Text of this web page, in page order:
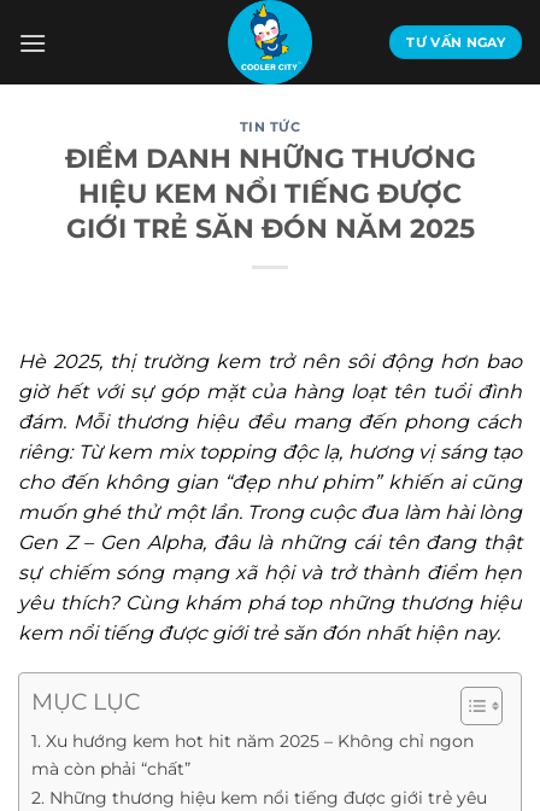
qua
TƯ VẤN NGAY
TIN TỨC
ĐIỂM DANH NHỮNG THƯƠNG
HIỆU KEM NỔI TIẾNG ĐƯỢC
GIỚI TRẺ SĂN ĐÓN NĂM 2025
Hè 2025, thị trường kem trở nên sôi động hơn bao
giờ hết với sự góp mặt của hàng loạt tên tuổi đình
đám. Mỗi thương hiệu đều mang đến phong cách
riêng: Từ kem mix topping độc lạ, hương vị sáng tạo
cho đến không gian “đẹp như phim” khiến ai cũng
muốn ghé thử một lần. Trong cuộc đua làm hài lòng
Gen Z – Gen Alpha, đâu là những cái tên đang thật
sự chiếm sóng mạng xã hội và trở thành điểm hẹn
yêu thích? Cùng khám phá top những thương hiệu
kem nổi tiếng được giới trẻ săn đón nhất hiện nay.
MỤC LỤC
1. Xu hướng kem hot hit năm 2025 – Không chỉ ngon
mà còn phải “chất”
2. Những thương hiệu kem nổi tiếng được giới trẻ yêu